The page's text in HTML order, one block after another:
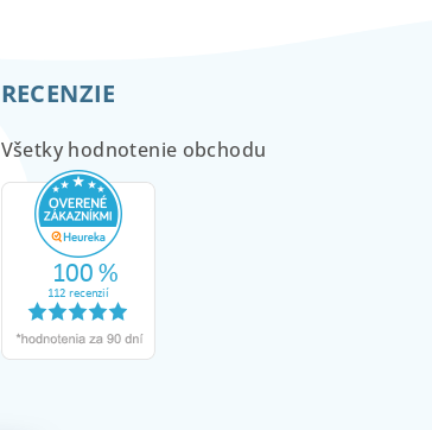
RECENZIE
Všetky hodnotenie obchodu